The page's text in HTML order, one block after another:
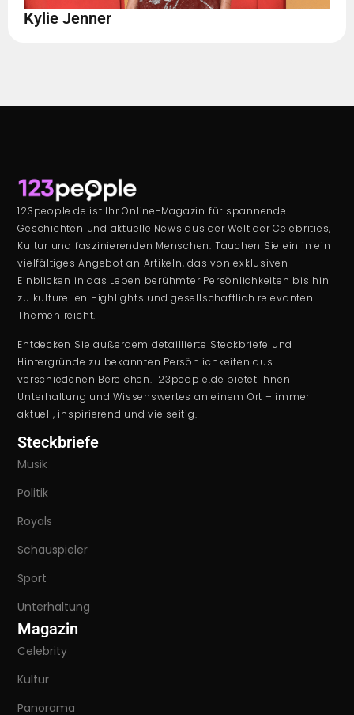
Kylie Jenner
123people.de ist Ihr Online-Magazin für spannende
Geschichten und aktuelle News aus der Welt der Celebrities,
Kultur und faszinierenden Menschen. Tauchen Sie ein in ein
vielfältiges Angebot an Artikeln, das von exklusiven
Einblicken in das Leben berühmter Persönlichkeiten bis hin
zu kulturellen Highlights und gesellschaftlich relevanten
Themen reicht.
Entdecken Sie außerdem detaillierte Steckbriefe und
Hintergründe zu bekannten Persönlichkeiten aus
verschiedenen Bereichen. 123people.de bietet Ihnen
Unterhaltung und Wissenswertes an einem Ort – immer
aktuell, inspirierend und vielseitig.
Steckbriefe
Musik
Politik
Royals
Schauspieler
Sport
Unterhaltung
Magazin
Celebrity
Kultur
Panorama